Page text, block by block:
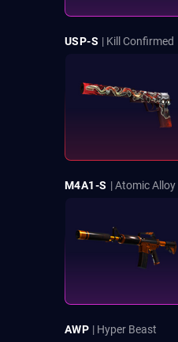
USP-S | Kill Confirmed
M4A1-S | Atomic Alloy
AWP | Hyper Beast